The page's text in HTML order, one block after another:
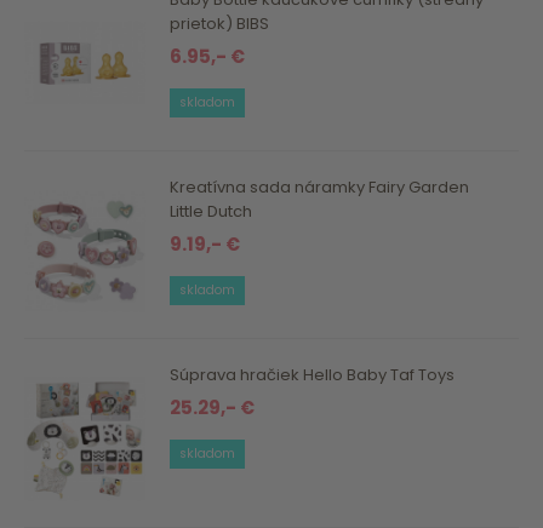
prietok) BIBS
6.95,- €
skladom
Kreatívna sada náramky Fairy Garden
Little Dutch
9.19,- €
skladom
Súprava hračiek Hello Baby Taf Toys
25.29,- €
skladom